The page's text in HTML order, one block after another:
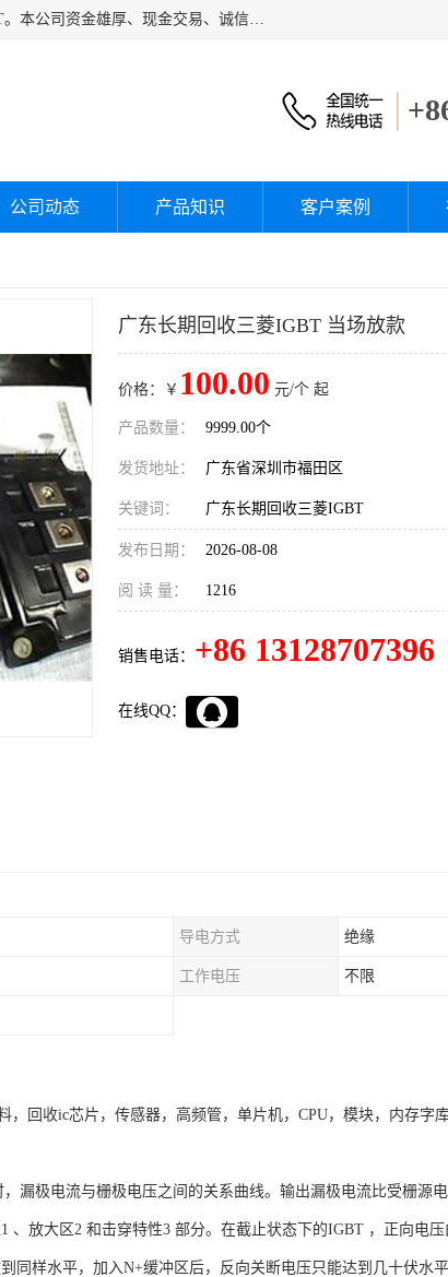
深圳市宝安区诚芯源电子商行主要经营：回收富士IGBT、回收三菱IGBT、回收英飞凌IGBT。本公司资金雄厚、现金交易、诚信待人，经过不断的探索和发展，已形成完善的评估、采购，从而为客户提供快捷价优的库存处理服务，迅速为客户消化库存，回笼资金。
公司动态 产品知识 客户案例
广东长期回收三菱IGBT 当场放款
价格：￥ 100.00 元/个 起
产品数量： 9999.00个
发货地址： 广东省深圳市福田区
关键词： 广东长期回收三菱IGBT
发布日期： 2026-08-08
阅 读 量： 1216
销售电话： +86 13128707396
在线QQ：
导电方式 绝缘
工作电压 不限
回收ic芯片，传感器，高频管，单片机，CPU，模块，内存字
漏极电流与栅极电压之间的关系曲线。输出漏极电流比受栅源
、放大区2 和击穿特性3 部分。在截止状态下的IGBT ，正向电
同样水平，加入N+缓冲区后，反向关断电压只能达到几十伏水